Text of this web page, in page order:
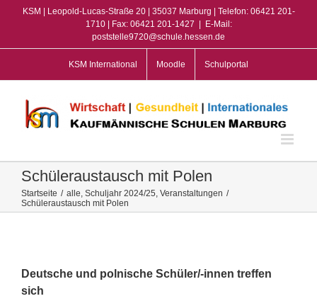
KSM | Leopold-Lucas-Straße 20 | 35037 Marburg | Telefon: 06421 201-
1710 | Fax: 06421 201-1427
E-Mail:
poststelle9720@schule.hessen.de
KSM International Moodle Schulportal
Schüleraustausch mit Polen
Startseite / alle, Schuljahr 2024/25, Veranstaltungen /
Schüleraustausch mit Polen
Deutsche und polnische Schüler/-innen treffen
sich